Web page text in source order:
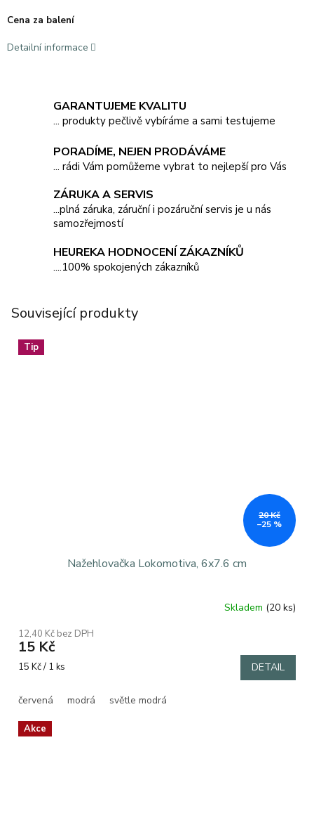
Cena za balení
Detailní informace
GARANTUJEME KVALITU
... produkty pečlivě vybíráme a sami testujeme
PORADÍME, NEJEN PRODÁVÁME
... rádi Vám pomůžeme vybrat to nejlepší pro Vás
ZÁRUKA A SERVIS
...plná záruka, záruční i pozáruční servis je u nás
samozřejmostí
HEUREKA HODNOCENÍ ZÁKAZNÍKŮ
....100% spokojených zákazníků
Související produkty
Tip
20 Kč
–25 %
Nažehlovačka Lokomotiva, 6x7.6 cm
produktu
je
5,0
hvězdiček.
Skladem (20 ks)
12,40 Kč bez DPH
15 Kč
Měrná
15 Kč / 1 ks DETAIL
červená modrá světle modrá
Akce